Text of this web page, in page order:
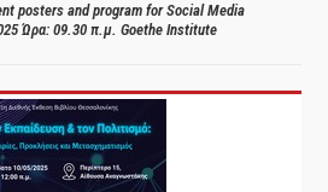
posters and program for Social Media
Ώρα: 09.30 π.μ. Goethe Institute